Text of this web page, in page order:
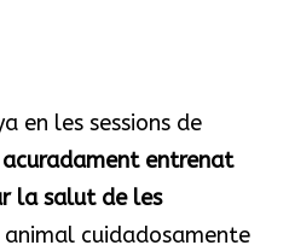
en les sessions de
acuradament entrenat
la salut de les
animal cuidadosamente